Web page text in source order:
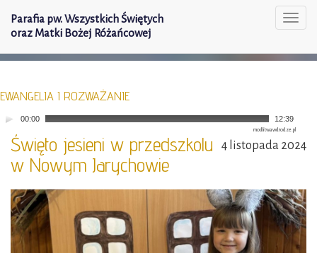
Parafia pw. Wszystkich Świętych
oraz Matki Bożej Różańcowej
EWANGELIA I ROZWAŻANIE
00:00 12:39
modlitwawdrodze.pl
4 listopada 2024
Święto jesieni w przedszkolu
w Nowym Jarychowie